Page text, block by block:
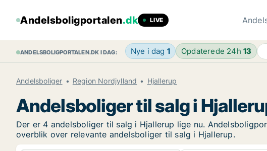
Andelsboligportalen.dk LIVE
ANDELSBOLIGPORTALEN.DK I DAG: Nye i dag 1 Opdaterede 24h13
Andelsboliger Region Nordjylland Hjallerup
Andelsboliger til salg i
Der er 4 andelsboliger til salg i Hjallerup lige nu.
overblik over relevante andelsboliger til salg i Hjallerup.